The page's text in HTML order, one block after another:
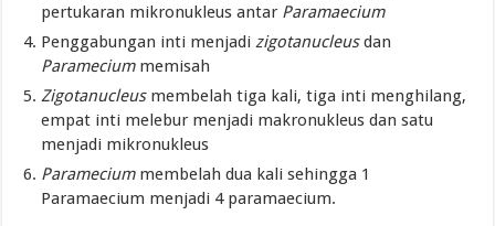
pertukaran mikronukleus antar Paramaecium
Penggabungan inti menjadizigotanucleusdan
Parameciummemisah
Zigotanucleusmembelah tiga kali, tiga inti menghilang,
empat inti melebur menjadi makronukleus dan satu
menjadi mikronukleus
Parameciummembelah dua kali sehingga 1
Paramaecium menjadi 4 paramaecium.